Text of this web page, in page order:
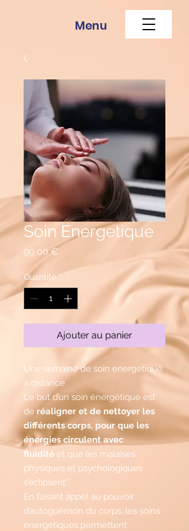
Menu
Soin Energetique
99,00 €Prix
Quantité *
Ajouter au panier
Une semaine de soin energetique
a distance
Le but d’un soin énergétique est
de réaligner et de nettoyer les
différents corps, pour que les
énergies circulent avec
fluidité et que les malaises
physiques et psychologiques
s’éclipsent”.
En faisant appel au pouvoir
d’autoguérison du corps, les soins
énergétiques permettent